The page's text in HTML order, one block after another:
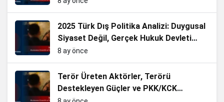
2025 Türk Dış Politika Analizi: Duygusal
Siyaset Değil, Gerçek Hukuk Devleti
Olmalıyız.
8 ay önce
Terör Üreten Aktörler, Terörü
Destekleyen Güçler ve PKK/KCK